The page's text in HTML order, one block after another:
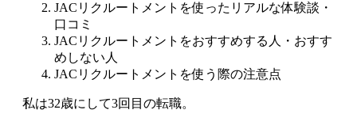
JACリクルートメントを使ったリアルな体験談・
口コミ
JACリクルートメントをおすすめする人・おすす
めしない人
JACリクルートメントを使う際の注意点
私は32歳にして3回目の転職。